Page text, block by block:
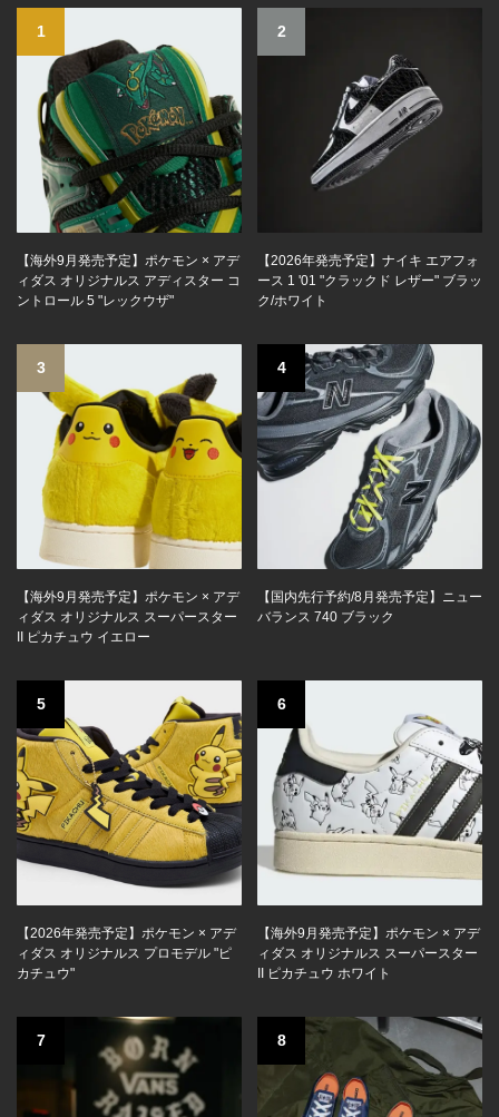
1
【海外9月発売予定】ポケモン × アデ
ィダス オリジナルス アディスター コ
ントロール 5 "レックウザ"
2
【2026年発売予定】ナイキ エアフォ
ース 1 '01 "クラックド レザー" ブラッ
ク/ホワイト
3
【海外9月発売予定】ポケモン × アデ
ィダス オリジナルス スーパースター
II ピカチュウ イエロー
4
【国内先行予約/8月発売予定】ニュー
バランス 740 ブラック
5
【2026年発売予定】ポケモン × アデ
ィダス オリジナルス プロモデル "ピ
カチュウ"
6
【海外9月発売予定】ポケモン × アデ
ィダス オリジナルス スーパースター
II ピカチュウ ホワイト
7 8